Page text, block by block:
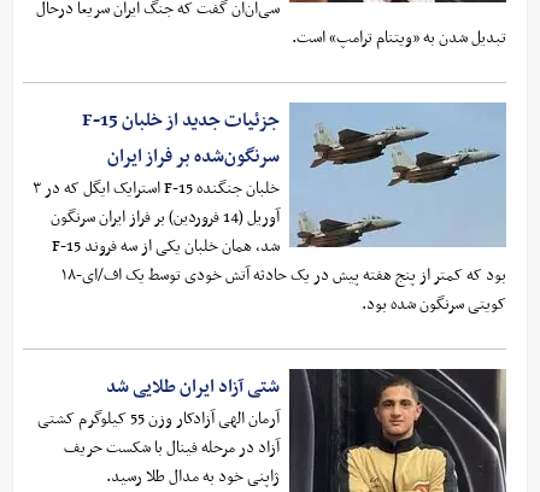
سی‌ان‌ان گفت که جنگ ایران سریعا درحال
تبدیل شدن به «ویتنام ترامپ» است.
جزئیات جدید از خلبان F-15
سرنگون‌شده بر فراز ایران
خلبان جنگنده F-15 استرایک ایگل که در ۳
آوریل (14 فروردین) بر فراز ایران سرنگون
شد، همان خلبان یکی از سه فروند F-15
بود که کمتر از پنج هفته پیش در یک حادثه آتش خودی توسط یک اف/ای-۱۸
کویتی سرنگون شده بود.
شتی آزاد ایران طلایی شد
آرمان الهی آزادکار وزن 55 کیلوگرم کشتی
آزاد در مرحله فینال با شکست حریف
ژاپنی خود به مدال طلا رسید.